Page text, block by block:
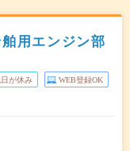
用エンジン部
が休み WEB登録OK